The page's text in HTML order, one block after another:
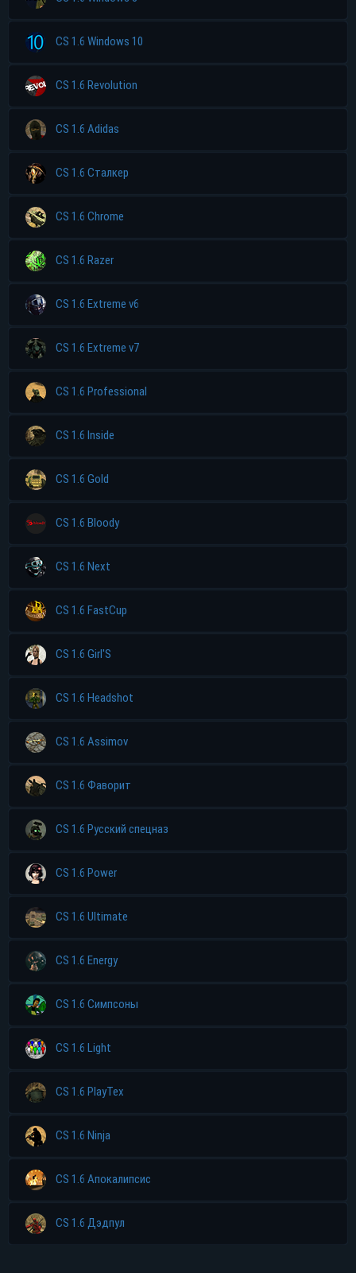
CS 1.6 Windows 10
CS 1.6 Revolution
CS 1.6 Adidas
CS 1.6 Сталкер
CS 1.6 Chrome
CS 1.6 Razer
CS 1.6 Extreme v6
CS 1.6 Extreme v7
CS 1.6 Professional
CS 1.6 Inside
CS 1.6 Gold
CS 1.6 Bloody
CS 1.6 Next
CS 1.6 FastCup
CS 1.6 Girl'S
CS 1.6 Headshot
CS 1.6 Assimov
CS 1.6 Фаворит
CS 1.6 Русский спецназ
CS 1.6 Power
CS 1.6 Ultimate
CS 1.6 Energy
CS 1.6 Симпсоны
CS 1.6 Light
CS 1.6 PlayTex
CS 1.6 Ninja
CS 1.6 Апокалипсис
CS 1.6 Дэдпул